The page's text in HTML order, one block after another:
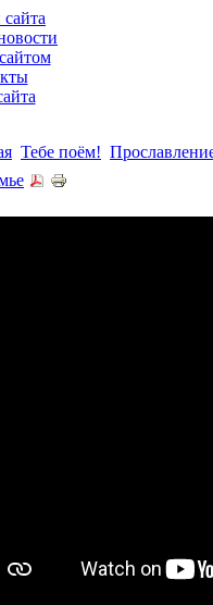
Тебе поём!